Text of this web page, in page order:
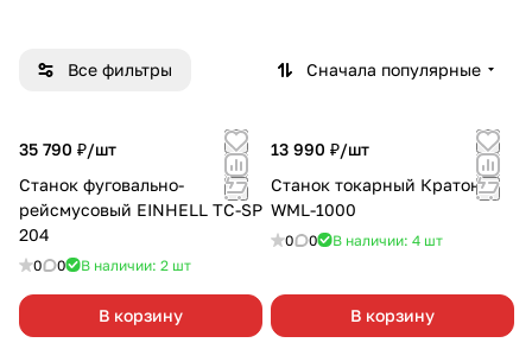
Все фильтры Сначала популярные
35 790 ₽/шт
Станок фуговально-
рейсмусовый EINHELL TC-SP
204
0 0 В наличии: 2 шт
В корзину
13 990 ₽/шт
Станок токарный Кратон
WML-1000
0 0 В наличии: 4 шт
В корзину